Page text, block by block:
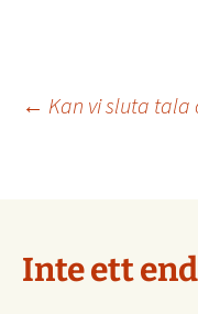
← Kan vi sluta tala
Inte ett